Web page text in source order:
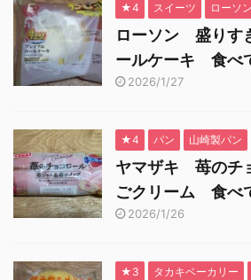
★4 スイーツ ローソン
ローソン 盛りす
ールケーキ 食べ
2026/1/27
★4 パン 山崎製パン
ヤマザキ 苺のチ
ごクリーム 食べ
2026/1/26
★3 タカキベーカリー